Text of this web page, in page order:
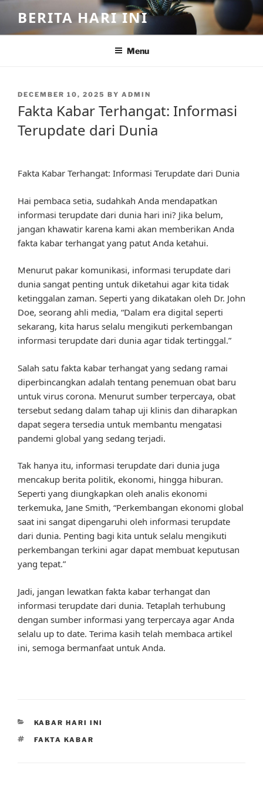
content
BERITA HARI INI
Menu
POSTED
DECEMBER 10, 2025 BY ADMIN
Fakta Kabar Terhangat: Informasi
Terupdate dari Dunia
Fakta Kabar Terhangat: Informasi Terupdate dari Dunia
Hai pembaca setia, sudahkah Anda mendapatkan
informasi terupdate dari dunia hari ini? Jika belum,
jangan khawatir karena kami akan memberikan Anda
fakta kabar terhangat yang patut Anda ketahui.
Menurut pakar komunikasi, informasi terupdate dari
dunia sangat penting untuk diketahui agar kita tidak
ketinggalan zaman. Seperti yang dikatakan oleh Dr. John
Doe, seorang ahli media, “Dalam era digital seperti
sekarang, kita harus selalu mengikuti perkembangan
informasi terupdate dari dunia agar tidak tertinggal.”
Salah satu fakta kabar terhangat yang sedang ramai
diperbincangkan adalah tentang penemuan obat baru
untuk virus corona. Menurut sumber terpercaya, obat
tersebut sedang dalam tahap uji klinis dan diharapkan
dapat segera tersedia untuk membantu mengatasi
pandemi global yang sedang terjadi.
Tak hanya itu, informasi terupdate dari dunia juga
mencakup berita politik, ekonomi, hingga hiburan.
Seperti yang diungkapkan oleh analis ekonomi
terkemuka, Jane Smith, “Perkembangan ekonomi global
saat ini sangat dipengaruhi oleh informasi terupdate
dari dunia. Penting bagi kita untuk selalu mengikuti
perkembangan terkini agar dapat membuat keputusan
yang tepat.”
Jadi, jangan lewatkan fakta kabar terhangat dan
informasi terupdate dari dunia. Tetaplah terhubung
dengan sumber informasi yang terpercaya agar Anda
selalu up to date. Terima kasih telah membaca artikel
ini, semoga bermanfaat untuk Anda.
CATEGORIES
KABAR HARI INI
TAGS
FAKTA KABAR